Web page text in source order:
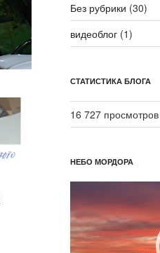
Без рубрики (30)
видеоблог(1)
СТАТИСТИКА БЛОГА
16 727 просмотров
НЕБО МОРДОРА